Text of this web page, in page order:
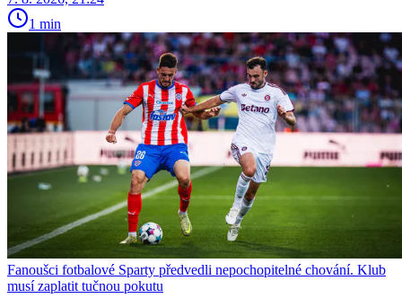
1 min
Fanoušci fotbalové Sparty předvedli nepochopitelné chování. Klub
musí zaplatit tučnou pokutu